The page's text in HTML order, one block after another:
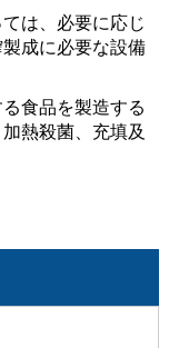
は、必要に応じ
成に必要な設備
食品を製造する
熱殺菌、充填及